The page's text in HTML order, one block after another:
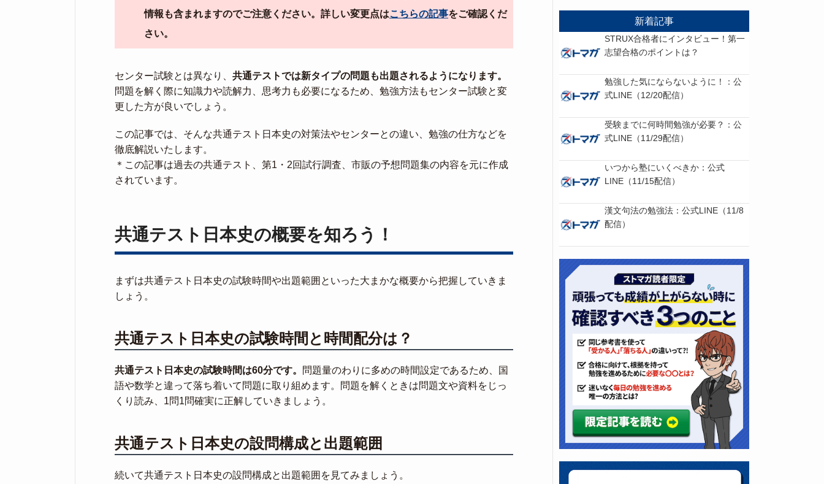
情報も含まれますのでご注意ください。詳しい変更点はこちらの記事をご確認くだ
さい。
センター試験とは異なり、 共通テストでは新タイプの問題も出題されるようになります。
問題を解く際に知識力や読解力、思考力も必要になるため、勉強方法もセンター試験と変
更した方が良いでしょう。
この記事では、そんな共通テスト日本史の対策法やセンターとの違い、勉強の仕方などを
徹底解説いたします。
＊この記事は過去の共通テスト、第1・2回試行調査、市販の予想問題集の内容を元に作成
されています。
共通テスト日本史の概要を知ろう！
まずは共通テスト日本史の試験時間や出題範囲といった大まかな概要から把握していきま
しょう。
共通テスト日本史の試験時間と時間配分は？
共通テスト日本史の試験時間は60分です。
問題量のわりに多めの時間設定であるため、国
語や数学と違って落ち着いて問題に取り組めます。問題を解くときは問題文や資料をじっ
くり読み、1問1問確実に正解していきましょう。
共通テスト日本史の設問構成と出題範囲
続いて共通テスト日本史の設問構成と出題範囲を見てみましょう。
新着記事
STRUX合格者にインタビュー！第一
志望合格のポイントは？
勉強した気にならないように！：公
式LINE（12/20配信）
受験までに何時間勉強が必要？：公
式LINE（11/29配信）
いつから塾にいくべきか：公式
LINE（11/15配信）
漢文句法の勉強法：公式LINE（11/8
配信）